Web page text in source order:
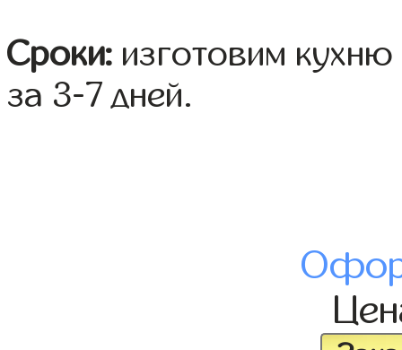
Сроки: изготовим
за 3-7 дней.